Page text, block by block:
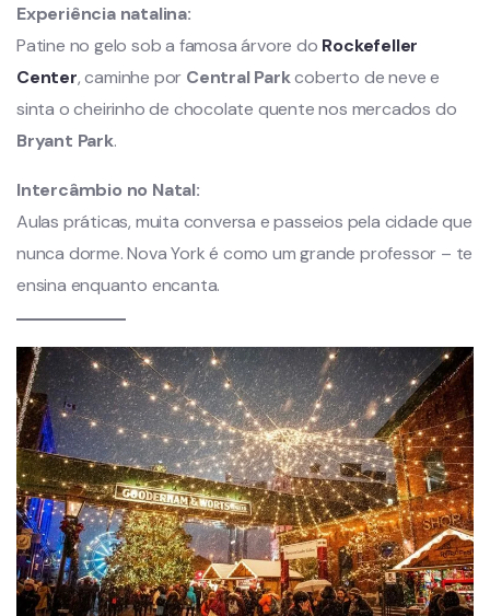
Experiência natalina:
Patine no gelo sob a famosa árvore do Rockefeller
Center, caminhe por Central Parkcoberto de neve e
sinta o cheirinho de chocolate quente nos mercados do
Bryant Park.
Intercâmbio no Natal:
Aulas práticas, muita conversa e passeios pela cidade que
nunca dorme. Nova York é como um grande professor – te
ensina enquanto encanta.